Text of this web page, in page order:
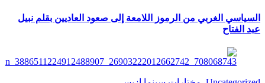
السياسي الغربي من الرموز اللامعة إلى صعود العاديين بقلم نبيل
عبد الفتاح